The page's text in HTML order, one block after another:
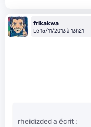
frikakwa
Le 15/11/2013 à 13h21
rheidizded a écrit :